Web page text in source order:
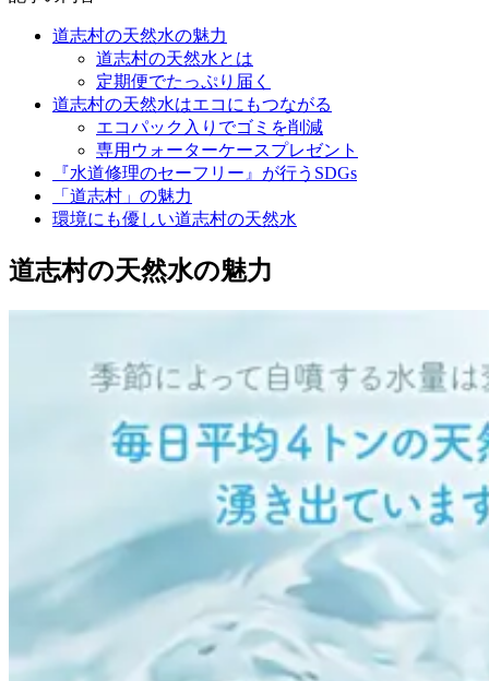
道志村の天然水の魅力
道志村の天然水とは
定期便でたっぷり届く
道志村の天然水はエコにもつながる
エコパック入りでゴミを削減
専用ウォーターケースプレゼント
『水道修理のセーフリー』が行うSDGs
「道志村」の魅力
環境にも優しい道志村の天然水
道志村の天然水の魅力